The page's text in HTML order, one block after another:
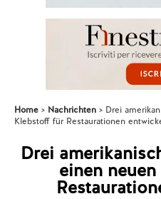
Home Nachrichten
Drei
Klebstoff für Restaurationen
Drei
einen